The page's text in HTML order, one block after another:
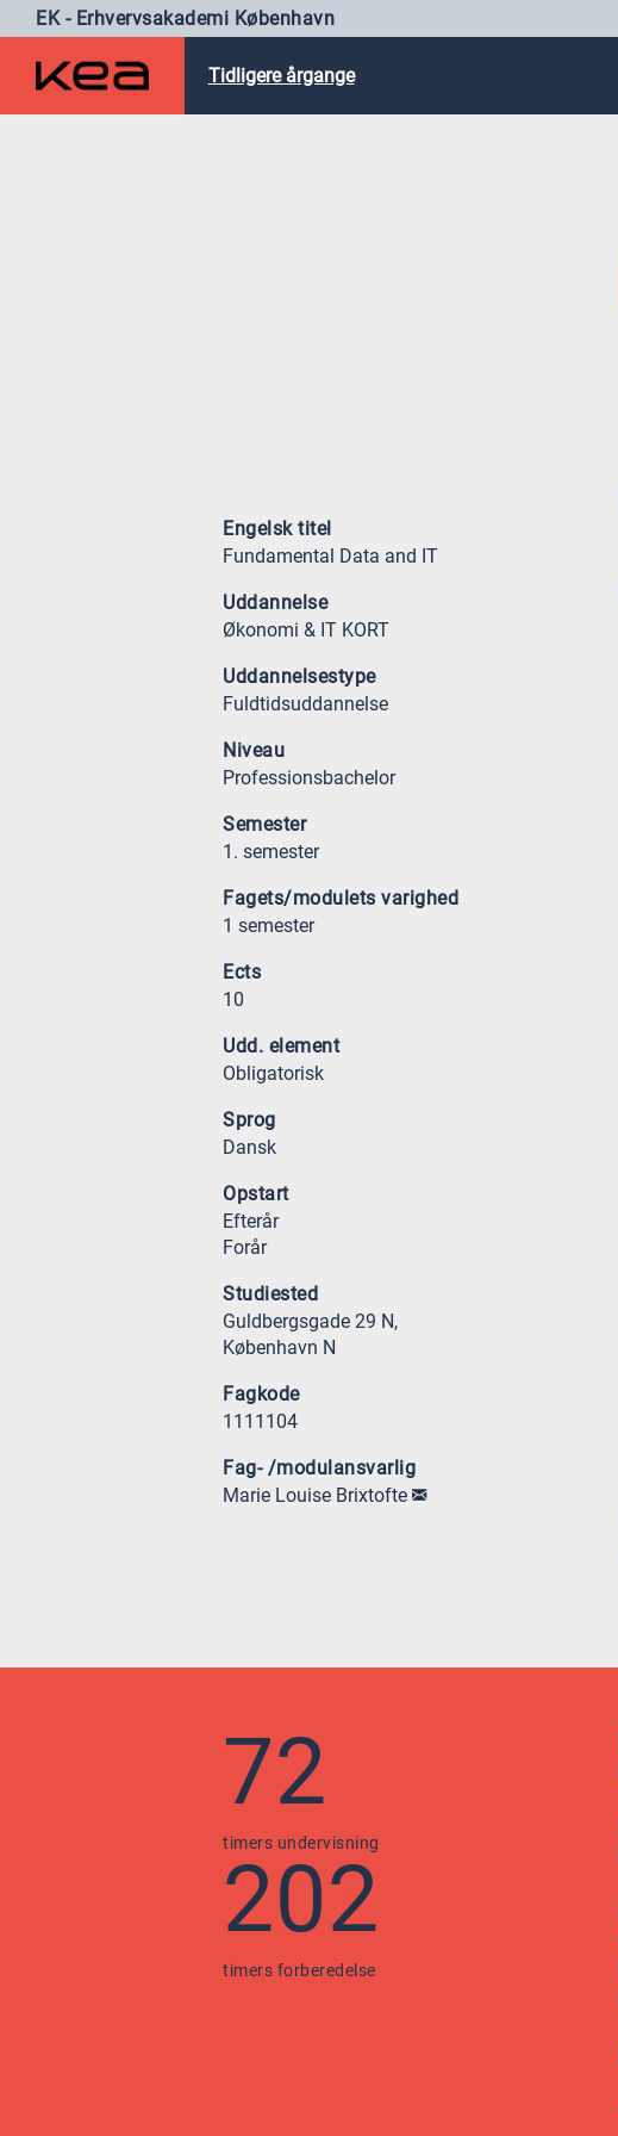
EK - Erhvervsakademi København
Tidligere årgange
Engelsk titel
Fundamental Data and IT
Uddannelse
Økonomi & IT KORT
Uddannelsestype
Fuldtidsuddannelse
Niveau
Professionsbachelor
Semester
1. semester
Fagets/modulets varighed
1 semester
Ects
10
Udd. element
Obligatorisk
Sprog
Dansk
Opstart
Efterår
Forår
Studiested
Guldbergsgade 29 N,
København N
Fagkode
1111104
Fag- /modulansvarlig
Marie Louise Brixtofte
72
timers undervisning
202
timers forberedelse